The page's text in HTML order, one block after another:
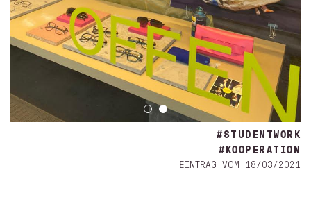
#STUDENTWORK
#KOOPERATION
EINTRAG VOM 18/03/2021